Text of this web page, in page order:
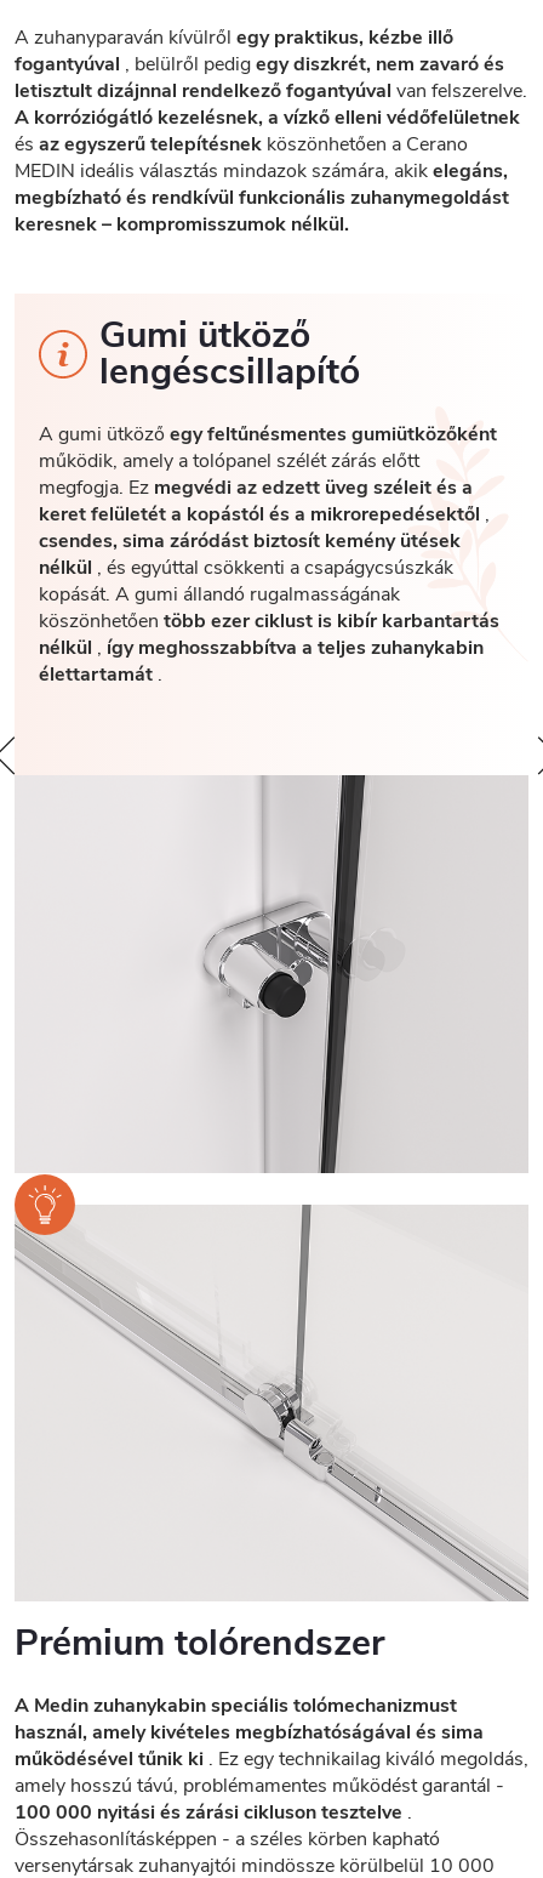
A zuhanyparaván kívülről egy praktikus, kézbe illő
fogantyúval , belülről pedigegy diszkrét, nem zavaró és
letisztult dizájnnal rendelkező fogantyúval van felszerelve.
A korróziógátló kezelésnek, a vízkő elleni védőfelületnek
és az egyszerű telepítésnek köszönhetően a Cerano
MEDIN ideális választás mindazok számára, akikelegáns,
megbízható és rendkívül funkcionális zuhanymegoldást
keresnek – kompromisszumok nélkül.
Gumi ütköző
lengéscsillapító
A gumi ütköző egy feltűnésmentes gumiütközőként
működik, amely a tolópanel szélét zárás előtt
megfogja. Ez megvédi az edzett üveg széleit és a
keret felületét a kopástól és a mikrorepedésektől ,
csendes, sima záródást biztosít kemény ütések
nélkül , és egyúttal csökkenti a csapágycsúszkák
kopását. A gumi állandó rugalmasságának
köszönhetően több ezer ciklust is kibír karbantartás
nélkül , így meghosszabbítva a teljes zuhanykabin
élettartamát .
Prémium tolórendszer
A Medin zuhanykabin speciális tolómechanizmust
használ, amely kivételes megbízhatóságával és sima
működésével tűnik ki . Ez egy technikailag kiváló megoldás,
amely hosszú távú, problémamentes működést garantál -
100 000 nyitási és zárási cikluson tesztelve .
Összehasonlításképpen - a széles körben kapható
versenytársak zuhanyajtói mindössze körülbelül 10 000